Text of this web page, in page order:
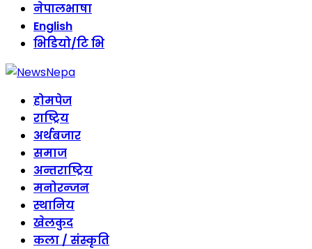
नेपालभाषा
English
भिडियो/टि भि
होमपेज
राष्ट्रिय
अर्थबजार
समाज
अन्तराष्ट्रिय
मनोरन्जन
स्थानिय
खेलकुद
कला / संस्कृति